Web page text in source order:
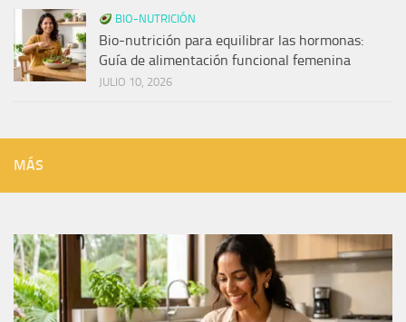
BIO-NUTRICIÓN
Bio-nutrición para equilibrar las hormonas:
Guía de alimentación funcional femenina
JULIO 10, 2026
MÁS